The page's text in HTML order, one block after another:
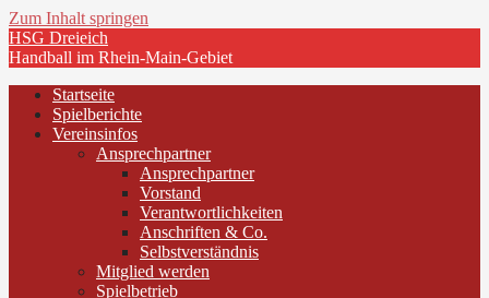
Zum Inhalt springen
HSG Dreieich
Handball im Rhein-Main-Gebiet
Startseite
Spielberichte
Vereinsinfos
Ansprechpartner
Ansprechpartner
Vorstand
Verantwortlichkeiten
Anschriften & Co.
Selbstverständnis
Mitglied werden
Spielbetrieb